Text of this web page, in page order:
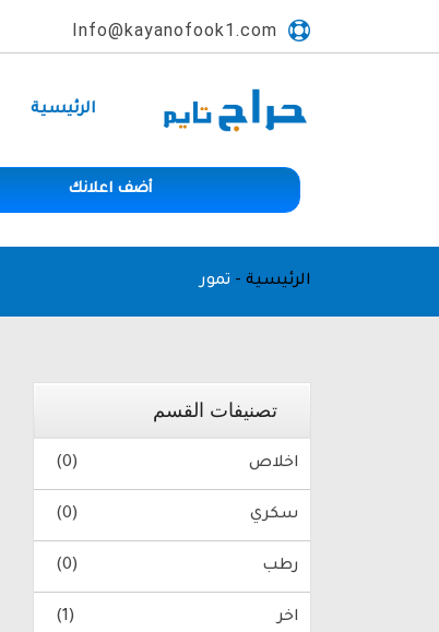
Info@kayanofook1.com
الرئيسية
أضف اعلانك
الرئيسية - تمور
تصنيفات القسم
اخلاص (0)
سكري (0)
رطب (0)
اخر (1)